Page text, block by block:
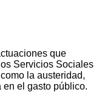
que
Servicios Sociales
la austeridad,
en el gasto público.